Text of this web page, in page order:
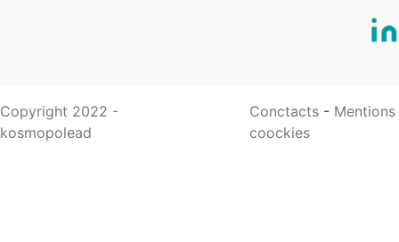
Copyright 2022 -
kosmopolead
Conctacts -
coockies